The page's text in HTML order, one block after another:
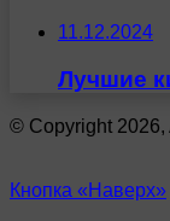
11.12.2024
Лучшие
© Copyright 2026,
Кнопка «Наверх»